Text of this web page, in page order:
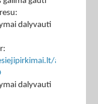
dalyvauti
app/rfq/
dalyvauti